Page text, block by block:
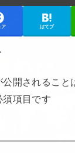
ア はてブ
開されること
項目です